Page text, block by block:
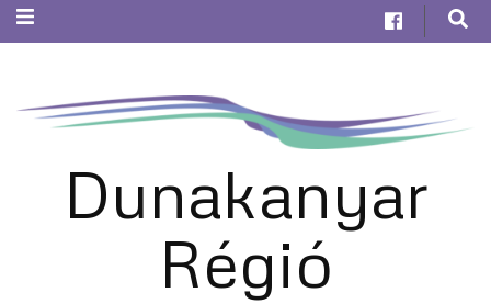
Dunakanyar
Régió